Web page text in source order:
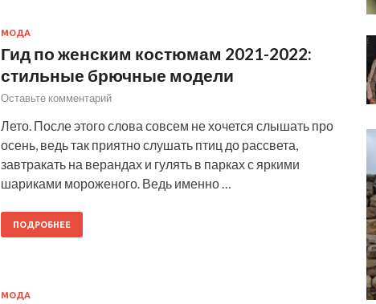
МОДА
Гид по женским костюмам 2021-2022:
стильные брючные модели
Оставьте комментарий
Лето. После этого слова совсем не хочется слышать про
осень, ведь так приятно слушать птиц до рассвета,
завтракать на верандах и гулять в парках с яркими
шариками мороженого. Ведь именно …
ПОДРОБНЕЕ
МОДА